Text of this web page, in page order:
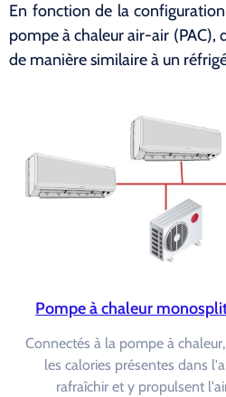
En fonction de la
pompe à chaleur air-air (PAC),
de manière similaire à un
Pompe à chaleur
Connectés à la pompe à
les calories présentes dans
rafraîchir et y propulsent